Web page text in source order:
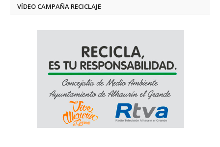
VÍDEO CAMPAÑA RECICLAJE